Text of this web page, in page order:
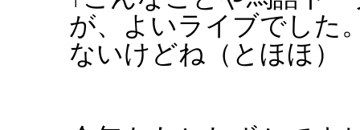
が、よいライブでした
ないけどね（とほほ）